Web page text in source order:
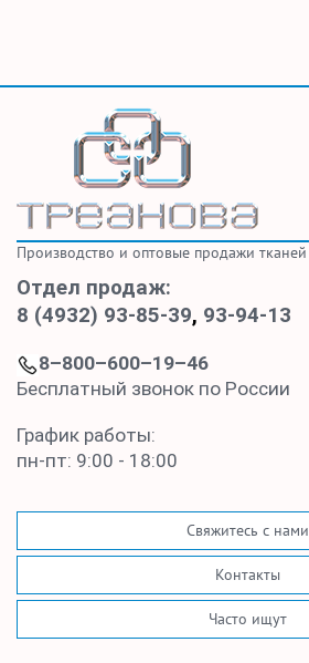
Производство и оптовые продажи тканей
Отдел продаж:
8 (4932) 93-85-39, 93-94-13
8–800–600–19–46
Бесплатный звонок по России
График работы:
пн-пт: 9:00 - 18:00
Свяжитесь с нами
Контакты
Часто ищут